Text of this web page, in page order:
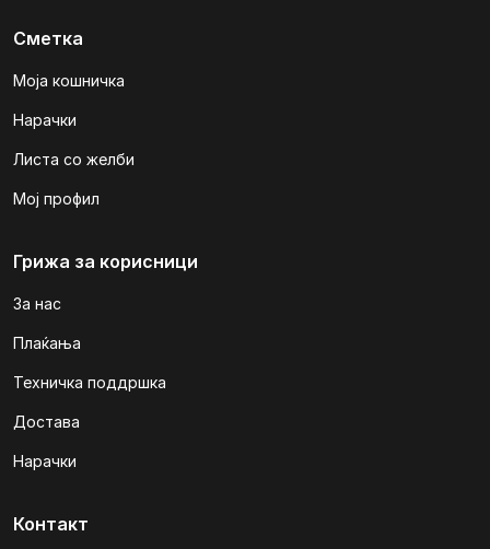
Сметка
Моја кошничка
Нарачки
Листа со желби
Мој профил
Грижа за корисници
За нас
Плаќања
Техничка поддршка
Достава
Нарачки
Контакт